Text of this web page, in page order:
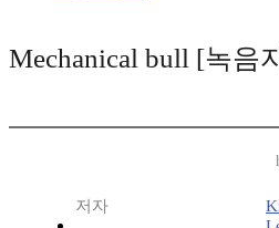
Mechanical bull [녹음
저자